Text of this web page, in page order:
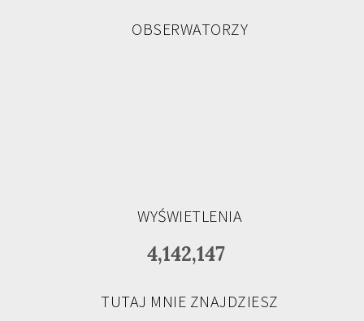
OBSERWATORZY
WYŚWIETLENIA
4,142,147
TUTAJ MNIE ZNAJDZIESZ